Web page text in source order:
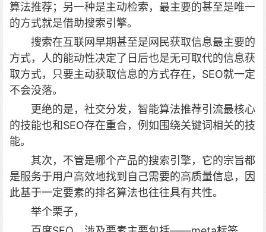
算法推荐；另一种是主动检索，最主要的甚至是唯一
的方式就是借助搜索引擎。
搜索在互联网早期甚至是网民获取信息最主要的
方式，人的能动性决定了日后也是无可取代的信息获
取方式，只要主动获取信息的方式存在，SEO就一定
不会没落。
更绝的是，社交分发，智能算法推荐引流最核心
的技能也和SEO存在重合，例如围绕关键词相关的技
能。
其次，不管是哪个产品的搜索引擎，它的宗旨都
是服务于用户高效地找到自己需要的高质量信息，因
此基于一定要素的排名算法也往往具有共性。
举个栗子，